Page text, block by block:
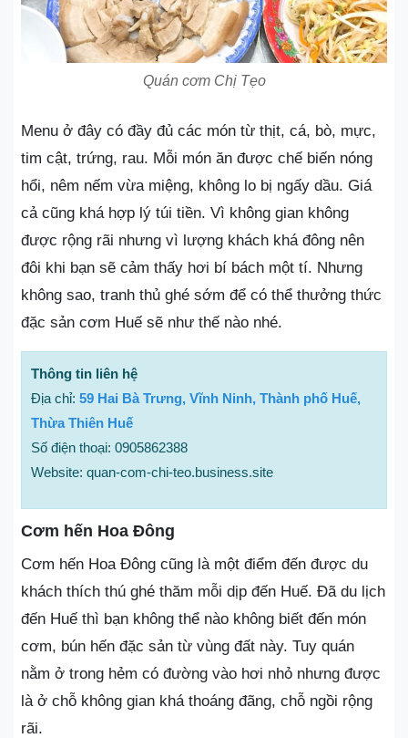
Quán cơm Chị Tẹo
Menu ở đây có đầy đủ các món từ thịt, cá, bò, mực,
tim cật, trứng, rau. Mỗi món ăn được chế biến nóng
hổi, nêm nếm vừa miệng, không lo bị ngấy dầu. Giá
cả cũng khá hợp lý túi tiền. Vì không gian không
được rộng rãi nhưng vì lượng khách khá đông nên
đôi khi bạn sẽ cảm thấy hơi bí bách một tí. Nhưng
không sao, tranh thủ ghé sớm để có thể thưởng thức
đặc sản cơm Huế sẽ như thế nào nhé.
Thông tin liên hệ
Địa chỉ: 59 Hai Bà Trưng, Vĩnh Ninh, Thành phố Huế,
Thừa Thiên Huế
Số điện thoại: 0905862388
Website: quan-com-chi-teo.business.site
Cơm hến Hoa Đông
Cơm hến Hoa Đông cũng là một điểm đến được du
khách thích thú ghé thăm mỗi dịp đến Huế. Đã du lịch
đến Huế thì bạn không thể nào không biết đến món
cơm, bún hến đặc sản từ vùng đất này. Tuy quán
nằm ở trong hẻm có đường vào hơi nhỏ nhưng được
là ở chỗ không gian khá thoáng đãng, chỗ ngồi rộng
rãi.